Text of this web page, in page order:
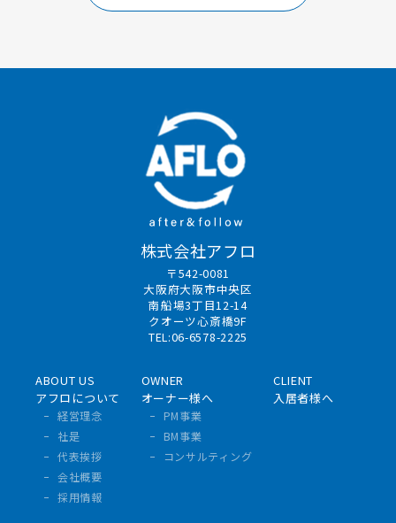
株式会社アフロ
〒542-0081
大阪府大阪市中央区
南船場3丁目12-14
クオーツ心斎橋9F
TEL:06-6578-2225
ABOUT US
アフロについて
経営理念
社是
代表挨拶
会社概要
採用情報
OWNER
オーナー様へ
PM事業
BM事業
コンサルティング
CLIENT
入居者様へ